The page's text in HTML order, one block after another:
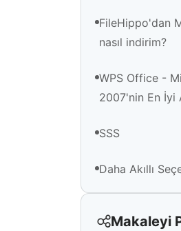
FileHippo'dan
nasıl indirim?
WPS Office -
2007'nin En İyi
SSS
Daha Akıllı
Makaleyi